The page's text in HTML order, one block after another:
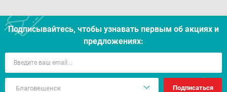
Подписывайтесь, чтобы узнавать первым об акцияx и
предложениях:
Подписаться